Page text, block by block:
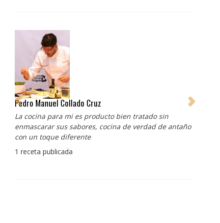
Pedro Manuel Collado Cruz
La cocina para mi es producto bien tratado sin
enmascarar sus sabores, cocina de verdad de antaño
con un toque diferente
1 receta publicada